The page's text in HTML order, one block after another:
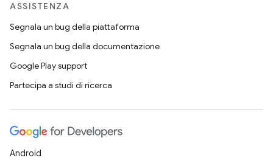
ASSISTENZA
Segnala un bug della piattaforma
Segnala un bug della documentazione
Google Play support
Partecipa a studi di ricerca
Android